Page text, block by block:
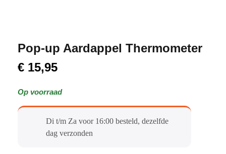
Pop-up Aardappel Thermometer
€ 15,95
Op voorraad
Di t/m Za voor 16:00 besteld, dezelfde
dag verzonden​